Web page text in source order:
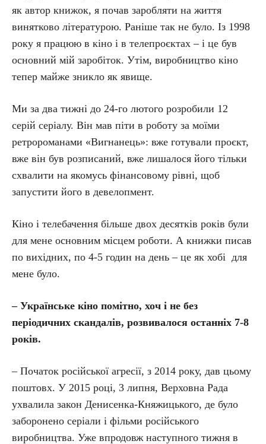
як автор книжок, я почав заробляти на життя
винятково літературою. Раніше так не було. Із 1998
року я працюю в кіно і в телепроєктах – і це був
основний мій заробіток. Утім, виробництво кіно
тепер майже зникло як явище.
Ми за два тижні до 24-го лютого розробили 12
серій серіалу. Він мав піти в роботу за моїми
ретророманами «Вигнанець»: вже готували проєкт,
вже він був розписаний, вже лишалося його тільки
схвалити на якомусь фінансовому рівні, щоб
запустити його в девелопмент.
Кіно і телебачення більше двох десятків років були
для мене основним місцем роботи. А книжки писав
по вихідних, по 4-5 годин на день – це як хобі для
мене було.
– Українське кіно помітно, хоч і не без
періодичних скандалів, розвивалося останніх 7-8
років.
– Початок російської агресії, з 2014 року, дав цьому
поштовх. У 2015 році, 3 липня, Верховна Рада
ухвалила закон Денисенка-Княжицького, де було
заборонено серіали і фільми російського
виробництва. Уже впродовж наступного тижня в